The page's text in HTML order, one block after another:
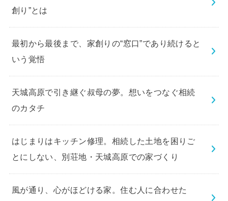
創り”とは
最初から最後まで、家創りの“窓口”であり続けると
いう覚悟
天城高原で引き継ぐ叔母の夢。想いをつなぐ相続
のカタチ
はじまりはキッチン修理。相続した土地を困りご
とにしない、別荘地・天城高原での家づくり
風が通り、心がほどける家。住む人に合わせた